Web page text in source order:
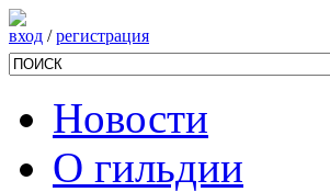
вход /регистрация
Новости
О гильдии